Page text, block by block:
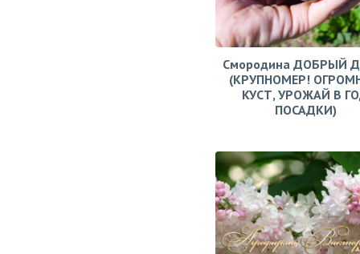
Смородина ДОБРЫЙ
(КРУПНОМЕР!
КУСТ, УРОЖАЙ В
ПОСАДКИ)